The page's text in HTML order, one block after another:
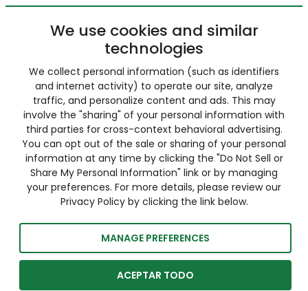
We use cookies and similar
technologies
We collect personal information (such as identifiers
and internet activity) to operate our site, analyze
traffic, and personalize content and ads. This may
involve the "sharing" of your personal information with
third parties for cross-context behavioral advertising.
You can opt out of the sale or sharing of your personal
information at any time by clicking the "Do Not Sell or
Share My Personal Information" link or by managing
your preferences. For more details, please review our
Privacy Policy by clicking the link below.
MANAGE PREFERENCES
ACEPTAR TODO